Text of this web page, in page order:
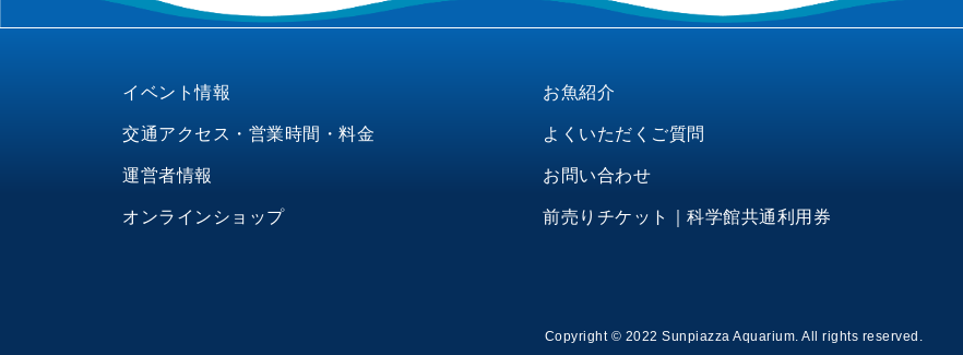
イベント情報 お魚紹介
交通アクセス・営業時間・料金 よくいただくご質問
運営者情報 お問い合わせ
オンラインショップ 前売りチケット｜科学館共通利用券
Copyright © 2022 Sunpiazza Aquarium. All rights reserved.